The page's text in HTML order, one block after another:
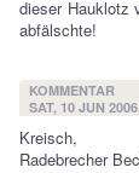
dieser Hauklotz
abfälschte!
KOMMENTAR
SAT, 10 JUN
Kreisch,
Radebrecher